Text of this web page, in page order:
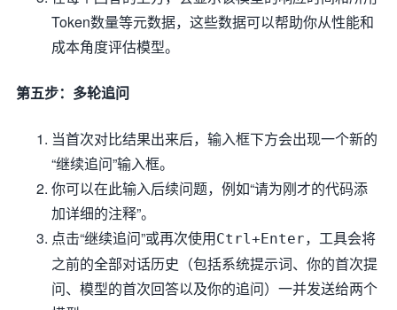
Token数量等元数据，这些数据可以帮助你从性能和
成本角度评估模型。
第五步：多轮追问
当首次对比结果出来后，输入框下方会出现一个新的
“继续追问”输入框。
你可以在此输入后续问题，例如“请为刚才的代码添
加详细的注释”。
点击“继续追问”或再次使用Ctrl+Enter，工具会将
之前的全部对话历史（包括系统提示词、你的首次提
问、模型的首次回答以及你的追问）一并发送给两个